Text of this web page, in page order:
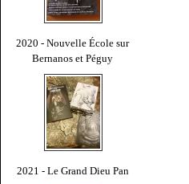
2020 - Nouvelle École sur
Bernanos et Péguy
2021 - Le Grand Dieu Pan